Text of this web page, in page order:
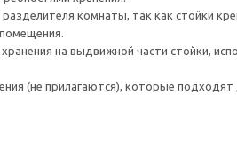
комнаты, так как стойки
на выдвижной части стойки,
(не прилагаются), которые